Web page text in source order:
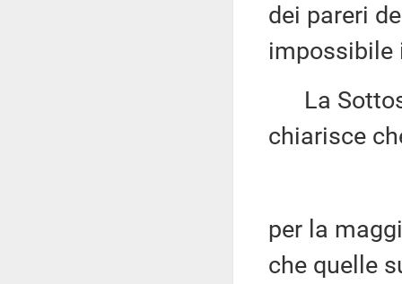
dei pareri
impossibile
La
chiarisce
per la
che quelle